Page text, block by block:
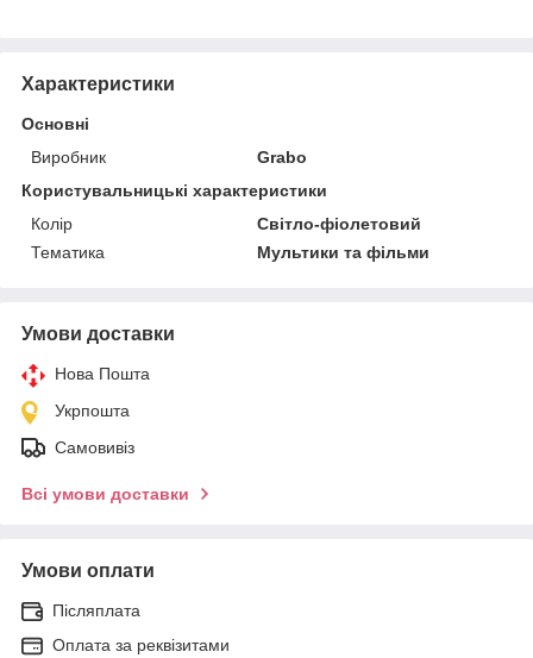
Характеристики
Основні
Виробник
Grabo
Користувальницькі характеристики
Колір
Світло-фіолетовий
Тематика
Мультики та фільми
Умови доставки
Нова Пошта
Укрпошта
Самовивіз
Всі умови доставки
Умови оплати
Післяплата
Оплата за реквізитами